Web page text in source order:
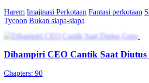
Harem Imajinasi Perkotaan Fantasi perkotaan
Tycoon Bukan siapa-siapa
Dihampiri CEO Cantik Saat Diutus
Chapters: 90